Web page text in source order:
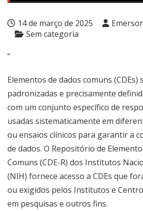
14 de março de 2025
Sem categoria
“
Elementos de dados comuns
padronizadas e precisamente
com um conjunto específico de
usadas sistematicamente em
ou ensaios clínicos para garantir a
de dados. O Repositório de
Comuns (CDE-R) dos Institutos
(NIH) fornece acesso a CDEs que
ou exigidos pelos Institutos e
em pesquisas e outros fins.